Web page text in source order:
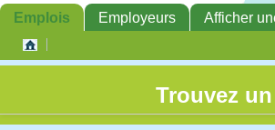
Emplois Employeurs Afficher
Trouvez